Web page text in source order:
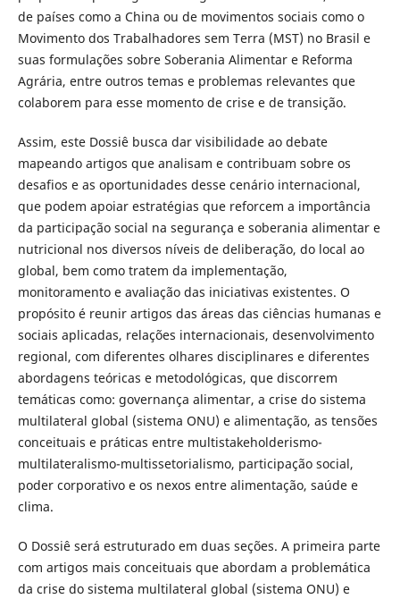
de países como a China ou de movimentos sociais como o
Movimento dos Trabalhadores sem Terra (MST) no Brasil e
suas formulações sobre Soberania Alimentar e Reforma
Agrária, entre outros temas e problemas relevantes que
colaborem para esse momento de crise e de transição.
Assim, este Dossiê busca dar visibilidade ao debate
mapeando artigos que analisam e contribuam sobre os
desafios e as oportunidades desse cenário internacional,
que podem apoiar estratégias que reforcem a importância
da participação social na segurança e soberania alimentar e
nutricional nos diversos níveis de deliberação, do local ao
global, bem como tratem da implementação,
monitoramento e avaliação das iniciativas existentes. O
propósito é reunir artigos das áreas das ciências humanas e
sociais aplicadas, relações internacionais, desenvolvimento
regional, com diferentes olhares disciplinares e diferentes
abordagens teóricas e metodológicas, que discorrem
temáticas como: governança alimentar, a crise do sistema
multilateral global (sistema ONU) e alimentação, as tensões
conceituais e práticas entre multistakeholderismo-
multilateralismo-multissetorialismo, participação social,
poder corporativo e os nexos entre alimentação, saúde e
clima.
O Dossiê será estruturado em duas seções. A primeira parte
com artigos mais conceituais que abordam a problemática
da crise do sistema multilateral global (sistema ONU) e